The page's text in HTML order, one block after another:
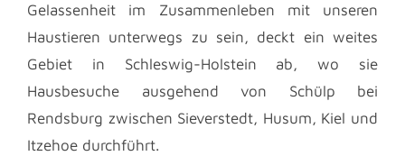
Gelassenheit im Zusammenleben mit unseren
Haustieren unterwegs zu sein, deckt ein weites
Gebiet in Schleswig-Holstein ab, wo sie
Hausbesuche ausgehend von Schülp bei
Rendsburg zwischen Sieverstedt, Husum, Kiel und
Itzehoe durchführt.